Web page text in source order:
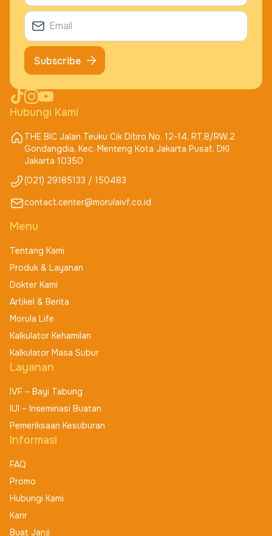
Hubungi Kami
THE BIC Jalan Teuku Cik Ditiro No. 12-14, RT.8/RW.2
Gondangdia, Kec. Menteng Kota Jakarta Pusat, DKI
Jakarta 10350
(021) 29185133 / 150483
contact.center@morulaivf.co.id
Menu
Tentang Kami
Produk & Layanan
Dokter Kami
Artikel & Berita
Morula Life
Kalkulator Kehamilan
Kalkulator Masa Subur
Layanan
IVF – Bayi Tabung
IUI – Inseminasi Buatan
Pemeriksaan Kesuburan
Informasi
FAQ
Promo
Hubungi Kami
Karir
Buat Janji
Subscribe